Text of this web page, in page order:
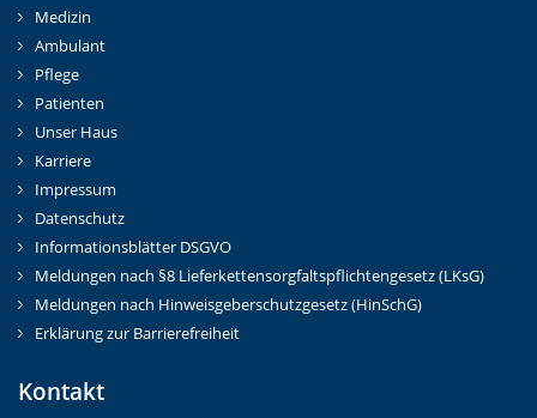
Medizin
Ambulant
Pflege
Patienten
Unser Haus
Karriere
Impressum
Datenschutz
Informationsblätter DSGVO
Meldungen nach §8 Lieferkettensorgfaltspflichtengesetz (LKsG)
Meldungen nach Hinweisgeberschutzgesetz (HinSchG)
Erklärung zur Barrierefreiheit
Kontakt